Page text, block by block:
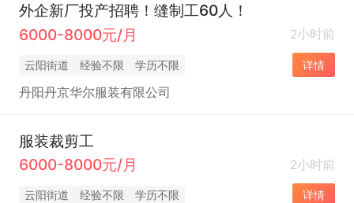
外企新厂投产招聘！缝制工60人！
6000-8000元/月
2小时前
云阳街道 经验不限 学历不限 详情
丹阳丹京华尔服装有限公司
服装裁剪工
6000-8000元/月
2小时前
云阳街道 经验不限 学历不限 详情